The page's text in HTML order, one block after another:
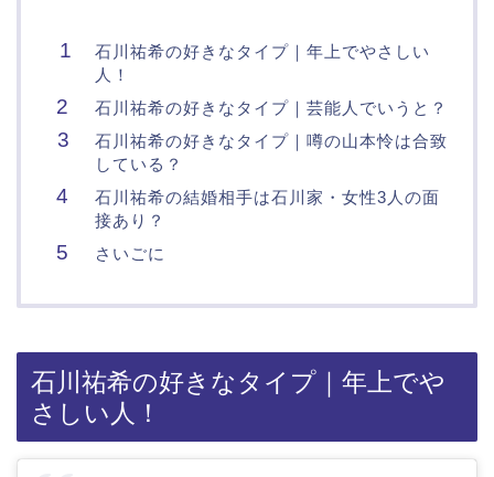
石川祐希の好きなタイプ｜年上でやさしい
人！
石川祐希の好きなタイプ｜芸能人でいうと？
石川祐希の好きなタイプ｜噂の山本怜は合致
している？
石川祐希の結婚相手は石川家・女性3人の面
接あり？
さいごに
石川祐希の好きなタイプ｜年上でや
さしい人！